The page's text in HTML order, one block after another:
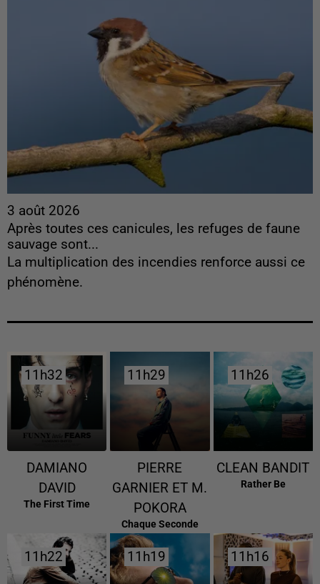
3 août 2026
Après toutes ces canicules, les refuges de faune
sauvage sont...
La multiplication des incendies renforce aussi ce
phénomène.
11h32
11h32
DAMIANO
DAVID
The First Time
11h29
11h29
PIERRE
GARNIER ET M.
POKORA
Chaque Seconde
11h26
11h26
CLEAN BANDIT
Rather Be
11h22
11h22 11h19
11h19 11h16
11h16